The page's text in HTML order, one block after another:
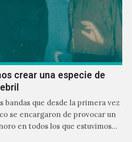
crear una especie de
bandas que desde la primera vez
se encargaron de provocar un
en todos los que estuvimos